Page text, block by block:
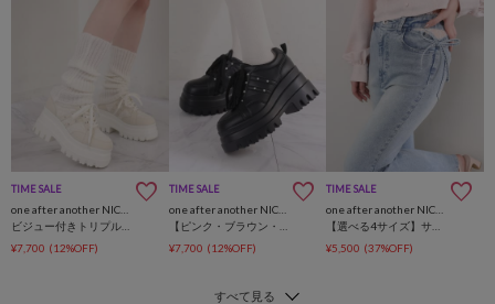
TIME SALE
¥7,700 (12%OFF)
TIME SALE
one after another NICE CLAUP
¥7,700 (12%OFF)
TIME SALE
¥5,500 (37%OFF)